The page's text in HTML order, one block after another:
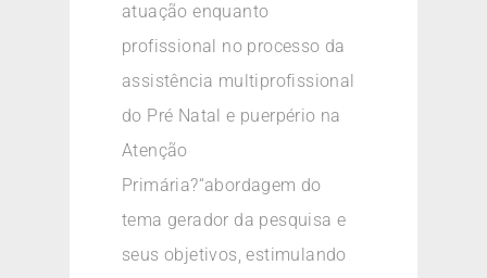
atuação enquanto
profissional no processo da
assistência multiprofissional
do Pré Natal e puerpério na
Atenção
Primária?“abordagem do
tema gerador da pesquisa e
seus objetivos, estimulando